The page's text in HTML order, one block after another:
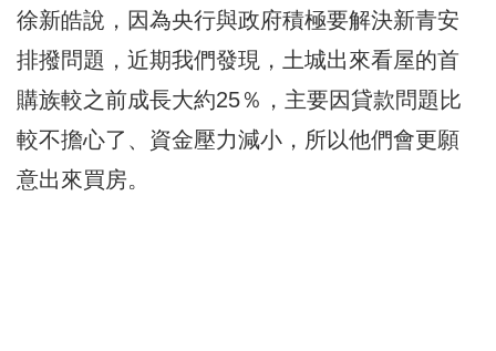
徐新皓說，因為央行與政府積極要解決新青安
排撥問題，近期我們發現，土城出來看屋的首
購族較之前成長大約25％，主要因貸款問題比
較不擔心了、資金壓力減小，所以他們會更願
意出來買房。